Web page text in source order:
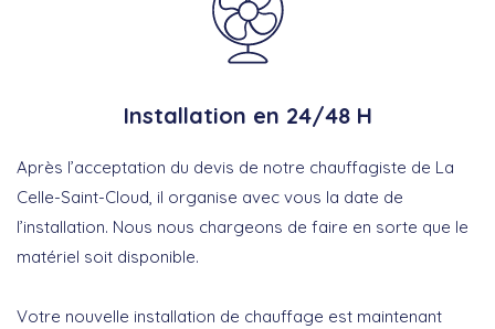
Installation en 24/48 H
Après l’acceptation du devis de notre chauffagiste de La
Celle-Saint-Cloud, il organise avec vous la date de
l’installation. Nous nous chargeons de faire en sorte que le
matériel soit disponible.
Votre nouvelle installation de chauffage est maintenant